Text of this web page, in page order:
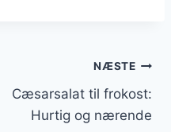
NÆSTE
Cæsarsalat til frokost:
Hurtig og nærende